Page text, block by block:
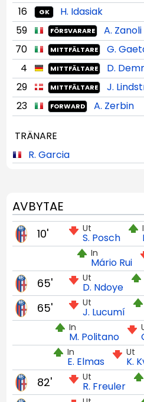
16
GK
H. Idasiak
59
FÖRSVARARE
A. Zanoli
70
MITTFÄLTARE
G.
4
MITTFÄLTARE
D.
29
MITTFÄLTARE
J.
23
FORWARD A. Zerbin
TRÄNARE
R. Garcia
AVBYTAE
Ut
S. Posch
10'
In
Mário Rui
Ut
D. Ndoye
65'
Ut
J. Lucumí
65'
In
M. Politano
Ut
K.
In
E. Elmas
Ut
R. Freuler
82'